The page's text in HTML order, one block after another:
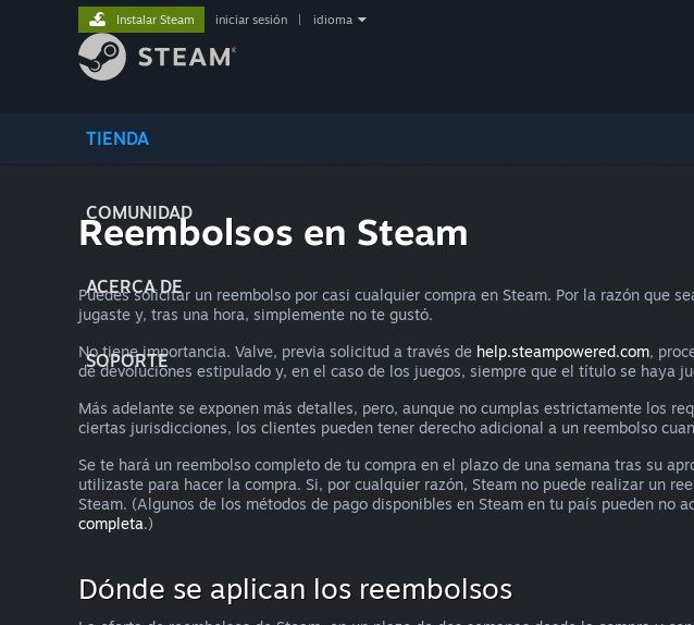
TIENDA
COMUNIDAD
ACERCA DE
SOPORTE
Instalar Steam iniciar sesión idioma
Reembolsos en Steam
Puedes solicitar un reembolso por casi cualquier compra en Steam. Por la razón que
jugaste y, tras una hora, simplemente no te gustó.
No tiene importancia. Valve, previa solicitud a través de help.steampowered.com,
de devoluciones estipulado y, en el caso de los juegos, siempre que el título se haya
Más adelante se exponen más detalles, pero, aunque no cumplas estrictamente los
ciertas jurisdicciones, los clientes pueden tener derecho adicional a un reembolso
Se te hará un reembolso completo de tu compra en el plazo de una semana tras su
utilizaste para hacer la compra. Si, por cualquier razón, Steam no puede realizar un
Steam. (Algunos de los métodos de pago disponibles en Steam en tu país pueden no
completa.)
Dónde se aplican los reembolsos